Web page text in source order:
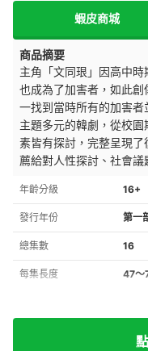
蝦皮商城
商品摘要
主角「文同珢」因高中
也成為了加害者，如此
一找到當時所有的加害
主題多元的韓劇，從校
素皆有探討，完整呈現
薦給對人性探討、社會議
年齡分級 16+
發行年份 第一
總集數 16
每集長度 47～